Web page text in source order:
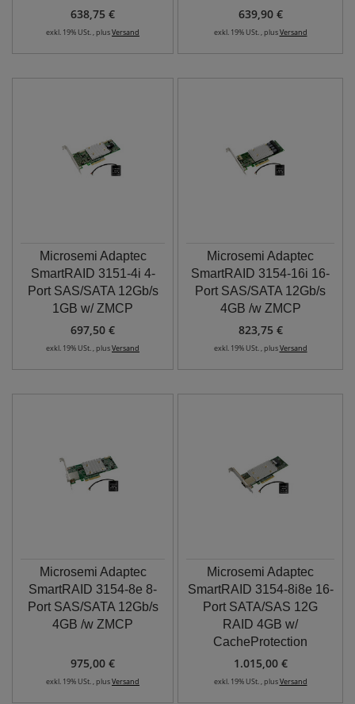
638,75 €
exkl. 19% USt. , plusVersand
639,90 €
exkl. 19% USt. , plusVersand
Microsemi Adaptec
SmartRAID 3151-4i 4-
Port SAS/SATA 12Gb/s
1GB w/ ZMCP
697,50 €
exkl. 19% USt. , plusVersand
Microsemi Adaptec
SmartRAID 3154-16i 16-
Port SAS/SATA 12Gb/s
4GB /w ZMCP
823,75 €
exkl. 19% USt. , plusVersand
Microsemi Adaptec
SmartRAID 3154-8e 8-
Port SAS/SATA 12Gb/s
4GB /w ZMCP
975,00 €
exkl. 19% USt. , plusVersand
Microsemi Adaptec
SmartRAID 3154-8i8e 16-
Port SATA/SAS 12G
RAID 4GB w/
CacheProtection
1.015,00 €
exkl. 19% USt. , plusVersand